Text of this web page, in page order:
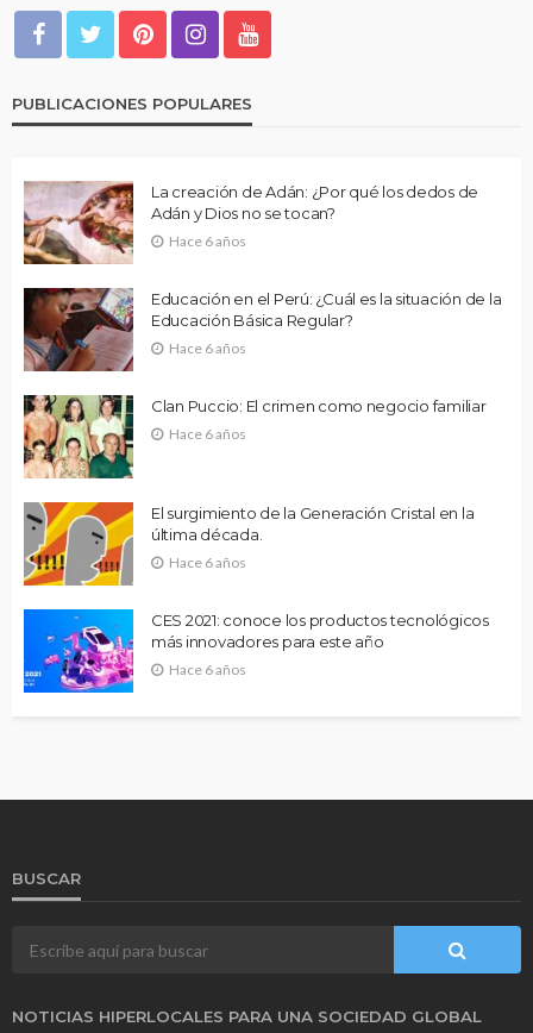
PUBLICACIONES POPULARES
La creación de Adán: ¿Por qué los dedos de
Adán y Dios no se tocan?
Hace 6 años
Educación en el Perú: ¿Cuál es la situación de la
Educación Básica Regular?
Hace 6 años
Clan Puccio: El crimen como negocio familiar
Hace 6 años
El surgimiento de la Generación Cristal en la
última década.
Hace 6 años
CES 2021: conoce los productos tecnológicos
más innovadores para este año
Hace 6 años
BUSCAR
NOTICIAS HIPERLOCALES PARA UNA SOCIEDAD GLOBAL